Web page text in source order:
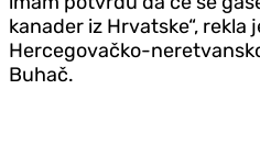
kanader iz Hrvatske“, rekla
Hercegovačko-
Buhač.